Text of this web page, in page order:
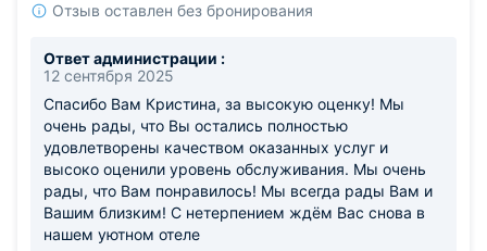
Отзыв оставлен без бронирования
Ответ администрации :
12 сентября 2025
Спасибо Вам Кристина, за высокую оценку! Мы
очень рады, что Вы остались полностью
удовлетворены качеством оказанных услуг и
высоко оценили уровень обслуживания. Мы очень
рады, что Вам понравилось! Мы всегда рады Вам и
Вашим близким! С нетерпением ждём Вас снова в
нашем уютном отеле